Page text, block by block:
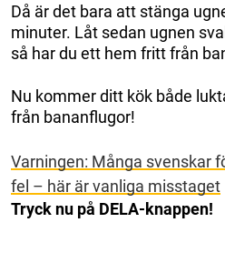
Då är det bara att stänga
minuter. Låt sedan ugnen
så har du ett hem fritt från
Nu kommer ditt kök både
från bananflugor!
Varningen: Många svenskar
fel – här är vanliga misstaget
Tryck nu på DELA-knappen!